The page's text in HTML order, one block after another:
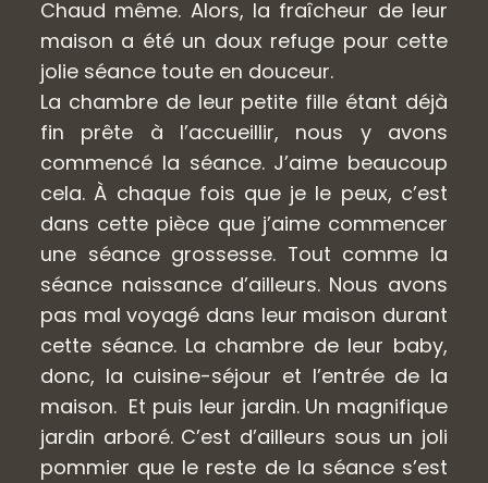
Chaud même. Alors, la fraîcheur de leur
maison a été un doux refuge pour cette
jolie séance toute en douceur.
La chambre de leur petite fille étant déjà
fin prête à l’accueillir, nous y avons
commencé la séance. J’aime beaucoup
cela. À chaque fois que je le peux, c’est
dans cette pièce que j’aime commencer
une séance grossesse. Tout comme la
séance naissance d’ailleurs. Nous avons
pas mal voyagé dans leur maison durant
cette séance. La chambre de leur baby,
donc, la cuisine-séjour et l’entrée de la
maison. Et puis leur jardin. Un magnifique
jardin arboré. C’est d’ailleurs sous un joli
pommier que le reste de la séance s’est